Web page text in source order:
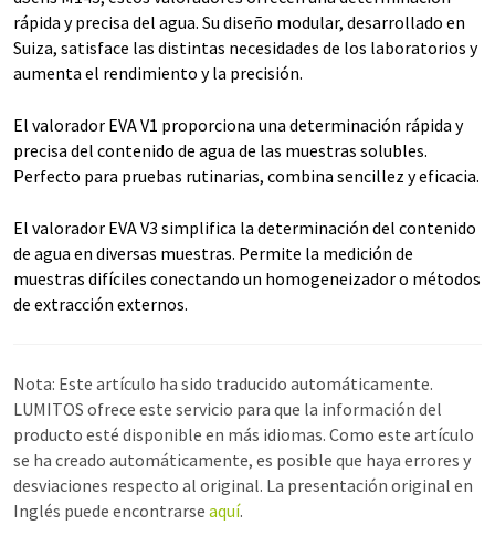
rápida y precisa del agua. Su diseño modular, desarrollado en
Suiza, satisface las distintas necesidades de los laboratorios y
aumenta el rendimiento y la precisión.
El valorador EVA V1 proporciona una determinación rápida y
precisa del contenido de agua de las muestras solubles.
Perfecto para pruebas rutinarias, combina sencillez y eficacia.
El valorador EVA V3 simplifica la determinación del contenido
de agua en diversas muestras. Permite la medición de
muestras difíciles conectando un homogeneizador o métodos
de extracción externos.
Nota: Este artículo ha sido traducido automáticamente.
LUMITOS ofrece este servicio para que la información del
producto esté disponible en más idiomas. Como este artículo
se ha creado automáticamente, es posible que haya errores y
desviaciones respecto al original. La presentación original en
Inglés puede encontrarse aquí.